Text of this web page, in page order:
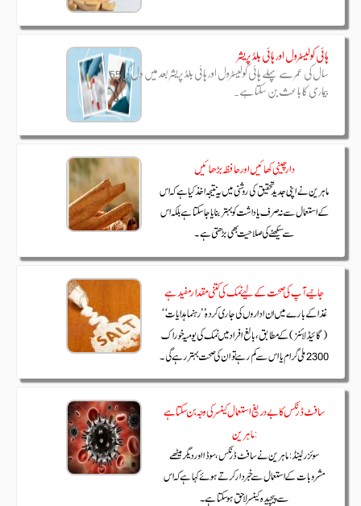
ہائی کولیسٹرول اور ہائی بلڈ پریشر
55 سال کی عمر سے پہلے ہائی کولیسٹرول اور ہائی بلڈ پریشر بعد میں دل کی
بیماری کا باعث بن سکتا ہے۔